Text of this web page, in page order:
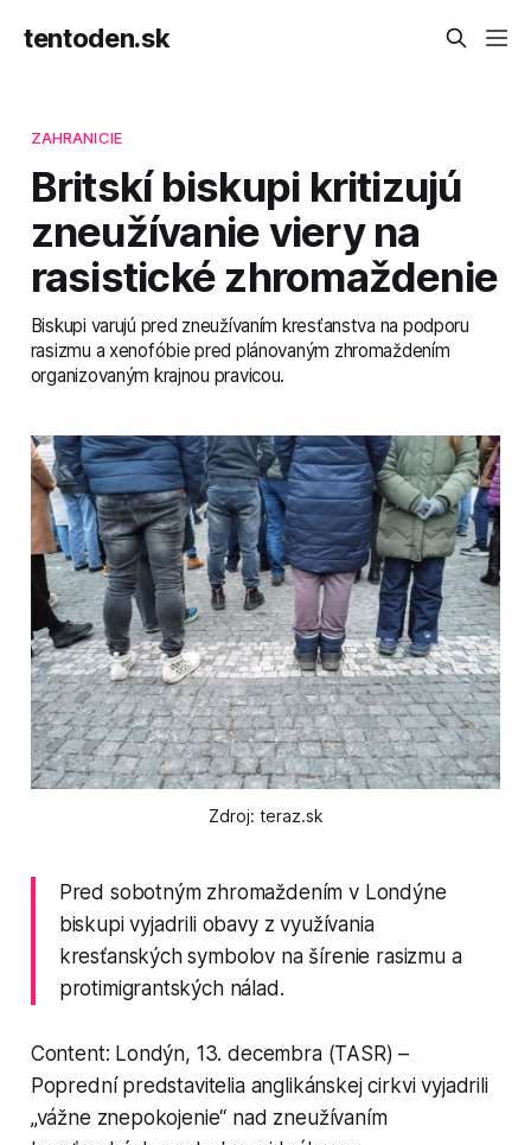
tentoden.sk
ZAHRANICIE
Britskí biskupi kritizujú
zneužívanie viery na
rasistické zhromaždenie
Biskupi varujú pred zneužívaním kresťanstva na podporu
rasizmu a xenofóbie pred plánovaným zhromaždením
organizovaným krajnou pravicou.
Zdroj: teraz.sk
Pred sobotným zhromaždením v Londýne
biskupi vyjadrili obavy z využívania
kresťanských symbolov na šírenie rasizmu a
protimigrantských nálad.
Content: Londýn, 13. decembra (TASR) –
Poprední predstavitelia anglikánskej cirkvi vyjadrili
„vážne znepokojenie“ nad zneužívaním